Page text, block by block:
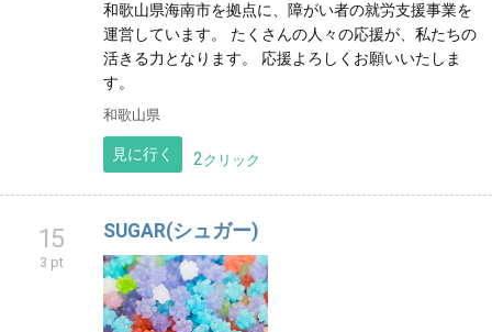
和歌山県海南市を拠点に、障がい者の就労支援事業を
運営しています。 たくさんの人々の応援が、私たちの
活きる力となります。 応援よろしくお願いいたしま
す。
和歌山県
見に行く 2クリック
15
3 pt
SUGAR(シュガー)